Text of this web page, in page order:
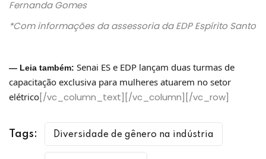
Fernanda Gomes
*Com informações da assessoria da EDP Espírito Santo
— Leia também: Senai ES e EDP lançam duas turmas de
capacitação exclusiva para mulheres atuarem no setor
elétrico[/vc_column_text][/vc_column][/vc_row]
Tags: Diversidade de gênero na indústria